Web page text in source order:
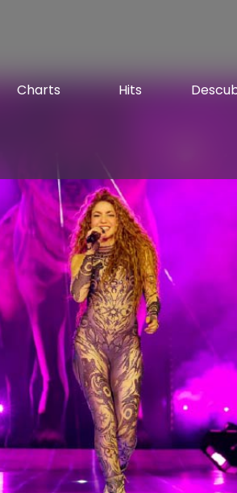
Charts Hits